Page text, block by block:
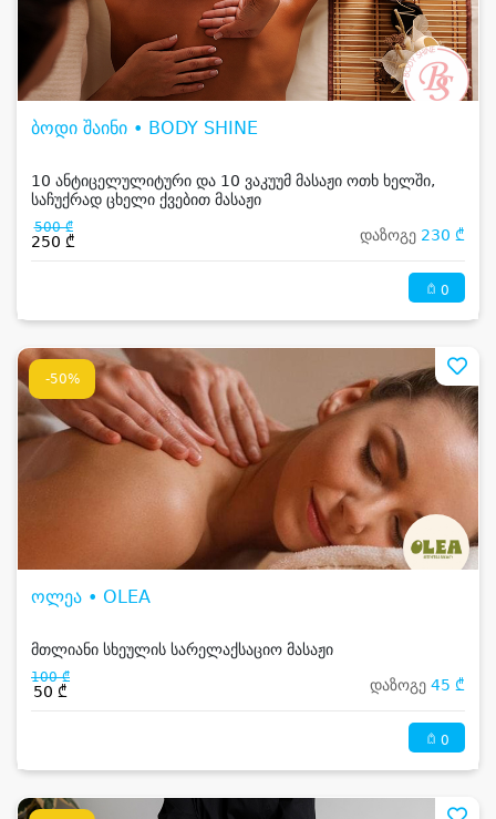
ბოდი შაინი • BODY SHINE
10 ანტიცელულიტური და 10 ვაკუუმ მასაჟი ოთხ ხელში,
საჩუქრად ცხელი ქვებით მასაჟი
500 ₾
250 ₾ დაზოგე 230 ₾
0
-50%
ოლეა • OLEA
მთლიანი სხეულის სარელაქსაციო მასაჟი
100 ₾
50 ₾ დაზოგე 45 ₾
0